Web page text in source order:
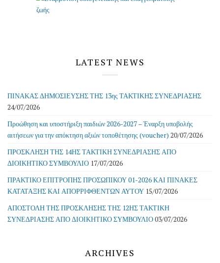
LATEST NEWS
ΠΙΝΑΚΑΣ ΔΗΜΟΣΙΕΥΣΗΣ ΤΗΣ 13ης ΤΑΚΤΙΚΗΣ ΣΥΝΕΔΡΙΑΣΗΣ
24/07/2026
Προώθηση και υποστήριξη παιδιών 2026-2027 – Έναρξη υποβολής
αιτήσεων για την απόκτηση αξιών τοποθέτησης (voucher) 20/07/2026
ΠΡΟΣΚΛΗΣΗ ΤΗΣ 14ΗΣ ΤΑΚΤΙΚΗ ΣΥΝΕΔΡΙΑΣΗΣ ΑΠΟ
ΔΙΟΙΚΗΤΙΚΟ ΣΥΜΒΟΥΛΙΟ 17/07/2026
ΠΡΑΚΤΙΚΟ ΕΠΙΤΡΟΠΗΣ ΠΡΟΣΩΠΙΚΟΥ 01-2026 ΚΑΙ ΠΙΝΑΚΕΣ
ΚΑΤΑΤΑΞΗΣ ΚΑΙ ΑΠΟΡΡΙΦΘΕΝΤΩΝ ΑΥΤΟΥ 15/07/2026
ΑΠΟΣΤΟΛΗ ΤΗΣ ΠΡΟΣΚΛΗΣΗΣ ΤΗΣ 12ΗΣ ΤΑΚΤΙΚΗ
ΣΥΝΕΔΡΙΑΣΗΣ ΑΠΟ ΔΙΟΙΚΗΤΙΚΟ ΣΥΜΒΟΥΛΙΟ03/07/2026
ARCHIVES